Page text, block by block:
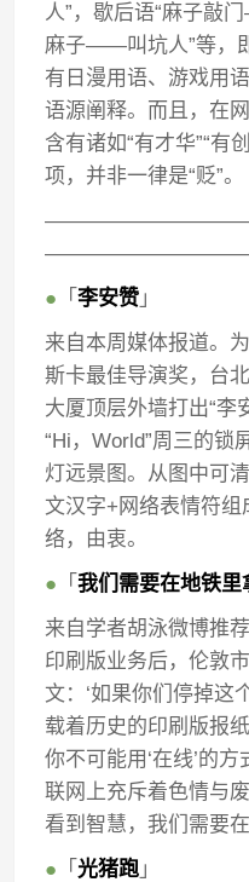
人”，歇后语“麻子敲
麻子——叫坑人”等，
有日漫用语、游戏用
语源阐释。而且，在
含有诸如“有才华”“有
项，并非一律是“贬”。
● 「李安赞 」
来自本周媒体报道。
斯卡最佳导演奖，台
大厦顶层外墙打出“李
“Hi，World”周三的锁
灯远景图。从图中可
文汉字+网络表情符
络，由衷。
● 「我们需要在地铁里
来自学者胡泳微博推
印刷版业务后，伦敦
文：‘如果你们停掉这
载着历史的印刷版报
你不可能用‘在线’的
联网上充斥着色情与
看到智慧，我们需要
● 「 光猪跑 」